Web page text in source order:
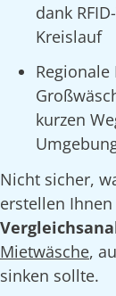
dank
Kreislauf
kurzen
Nicht sicher,
erstellen
Mietwäsche,
sinken sollte.